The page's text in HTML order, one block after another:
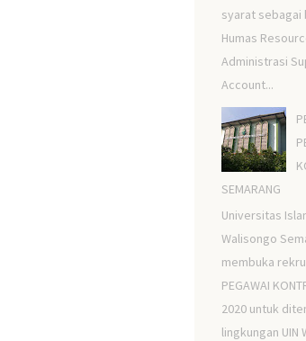
syarat sebagai
Humas
Administrasi
Account...
SEMARANG
Universitas
Walisongo
membuka
PEGAWAI
2020 untuk
lingkungan UIN